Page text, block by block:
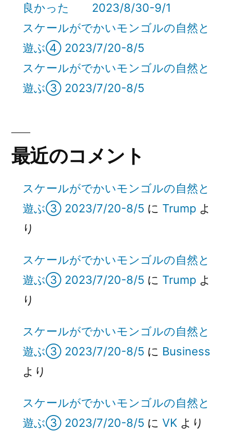
良かった 2023/8/30-9/1
スケールがでかいモンゴルの自然と
遊ぶ④ 2023/7/20-8/5
スケールがでかいモンゴルの自然と
遊ぶ③ 2023/7/20-8/5
最近のコメント
スケールがでかいモンゴルの自然と
遊ぶ③ 2023/7/20-8/5 に Trump よ
り
スケールがでかいモンゴルの自然と
遊ぶ③ 2023/7/20-8/5 に Trump よ
り
スケールがでかいモンゴルの自然と
遊ぶ③ 2023/7/20-8/5 に Business
より
スケールがでかいモンゴルの自然と
遊ぶ③ 2023/7/20-8/5 に VK より